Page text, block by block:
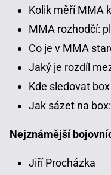
Kolik měří MMA
MMA rozhodčí:
Co je v MMA
Jaký je rozdíl
Kde sledovat
Jak sázet na
Nejznámější
Jiří Procházka